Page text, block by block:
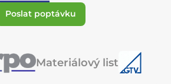
Poslat poptávku
Materiálový list